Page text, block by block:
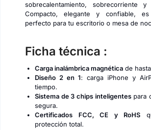
sobrecalentamiento, sobrecorriente y
Compacto, elegante y confiable,
perfecto para tu escritorio o mesa de
Ficha técnica :
Carga inalámbrica magnética de
Diseño 2 en 1: carga iPhone y
tiempo.
Sistema de 3 chips inteligentespara
segura.
Certificados FCC, CE y RoHS
protección total.